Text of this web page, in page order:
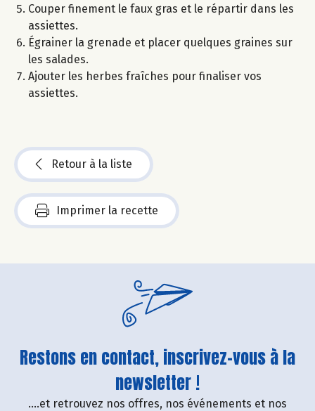
Couper finement le faux gras et le répartir dans les
assiettes.
Égrainer la grenade et placer quelques graines sur
les salades.
Ajouter les herbes fraîches pour finaliser vos
assiettes.
Retour à la liste
Imprimer la recette
Restons en contact, inscrivez-vous à la
newsletter !
....et retrouvez nos offres, nos événements et nos